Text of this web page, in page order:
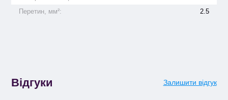
Перетин, мм²:
2.5
Відгуки Залишити відгук